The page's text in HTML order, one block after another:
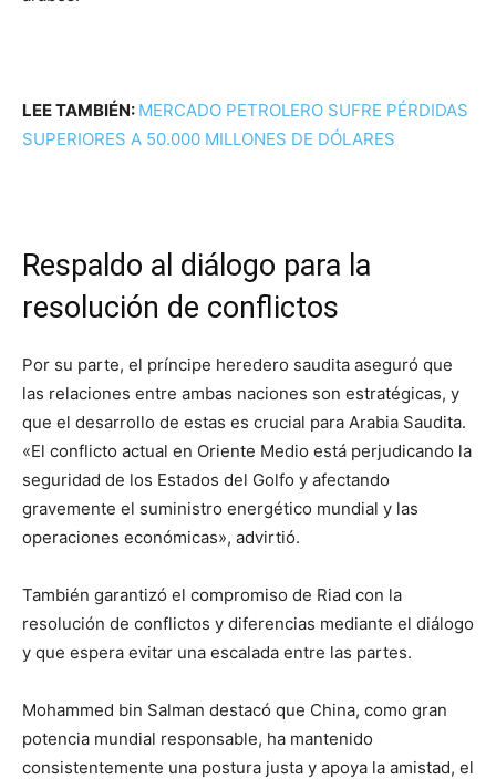
LEE TAMBIÉN: MERCADO PETROLERO SUFRE PÉRDIDAS
SUPERIORES A 50.000 MILLONES DE DÓLARES
Respaldo al diálogo para la
resolución de conflictos
Por su parte, el príncipe heredero saudita aseguró que
las relaciones entre ambas naciones son estratégicas, y
que el desarrollo de estas es crucial para Arabia Saudita.
«El conflicto actual en Oriente Medio está perjudicando la
seguridad de los Estados del Golfo y afectando
gravemente el suministro energético mundial y las
operaciones económicas», advirtió.
También garantizó el compromiso de Riad con la
resolución de conflictos y diferencias mediante el diálogo
y que espera evitar una escalada entre las partes.
Mohammed bin Salman destacó que China, como gran
potencia mundial responsable, ha mantenido
consistentemente una postura justa y apoya la amistad, el